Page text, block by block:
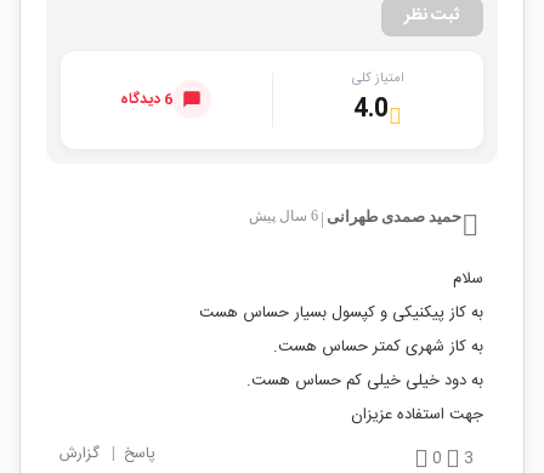
ثبت نظر
امتیاز کلی
4.0 6 دیدگاه
حمید صمدی طهرانی | 6 سال پیش
سلام
به کاز پیکنیکی و کپسول بسیار حساس هست
به کاز شهری کمتر حساس هست.
به دود خیلی خیلی کم حساس هست.
جهت استفاده عزیزان
3
0 پاسخ | گزارش